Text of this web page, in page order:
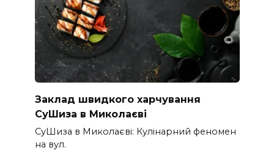
Заклад швидкого харчування
СуШиза в Миколаєві
СуШиза в Миколаєві: Кулінарний феномен
на вул.